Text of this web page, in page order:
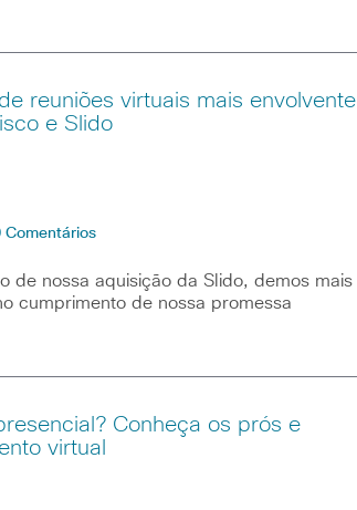
reuniões virtuais mais envolvente
e Slido
Comentários
de nossa aquisição da Slido, demos mais
cumprimento de nossa promessa
Conheça os prós e
virtual